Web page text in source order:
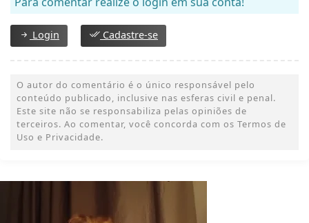
Login Cadastre-se
O autor do comentário é o único responsável pelo
conteúdo publicado, inclusive nas esferas civil e penal.
Este site não se responsabiliza pelas opiniões de
terceiros. Ao comentar, você concorda com os Termos de
Uso e Privacidade.